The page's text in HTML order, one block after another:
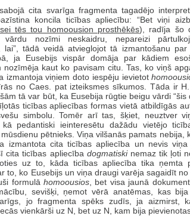
cita svarīga fragmenta tagadējo
koncila ticības apliecību: “Bet viņi
tēs tou homoousion prosthēkēs), radīja šo
nozīmi neskaidru, nepareizi
lai”, tādā veidā atvieglojot tā izmantošanu par
ja Eusebijs vispār domāja par kādiem
kaut ko pavisam citu. Tas, ko viņš
izmantoja viņiem doto iespēju ievietot
no Caes. pat izteiksmes sīkumos. Tāda ir
tā var būt, ka Eusebija rūgtie beigu vārdi “šis
ticības apliecības formas vietā atbildīgās
simbolu. Tomēr arī tas, šķiet, neuztver
pedantiski ieinteresētu dažādu vietējo
pētnieks. Viņa vilšanās pamats nebija,
izmantota cita ticības apliecība un nevis
cita ticības apliecība dogmatiskinemaz tik ļoti
uz to, kāda ticības apliecība tika ņemta
to, ko Eusebijs un viņa draugi varēja sagaidīt
formulā homoousios, bet visa jaunā
sevišķi, ņemot vērā anatēmas, kas bija
jo fragmenta spēks zudīs, ja aizmirst,
vienkārši uz N, bet uz N, kam bija